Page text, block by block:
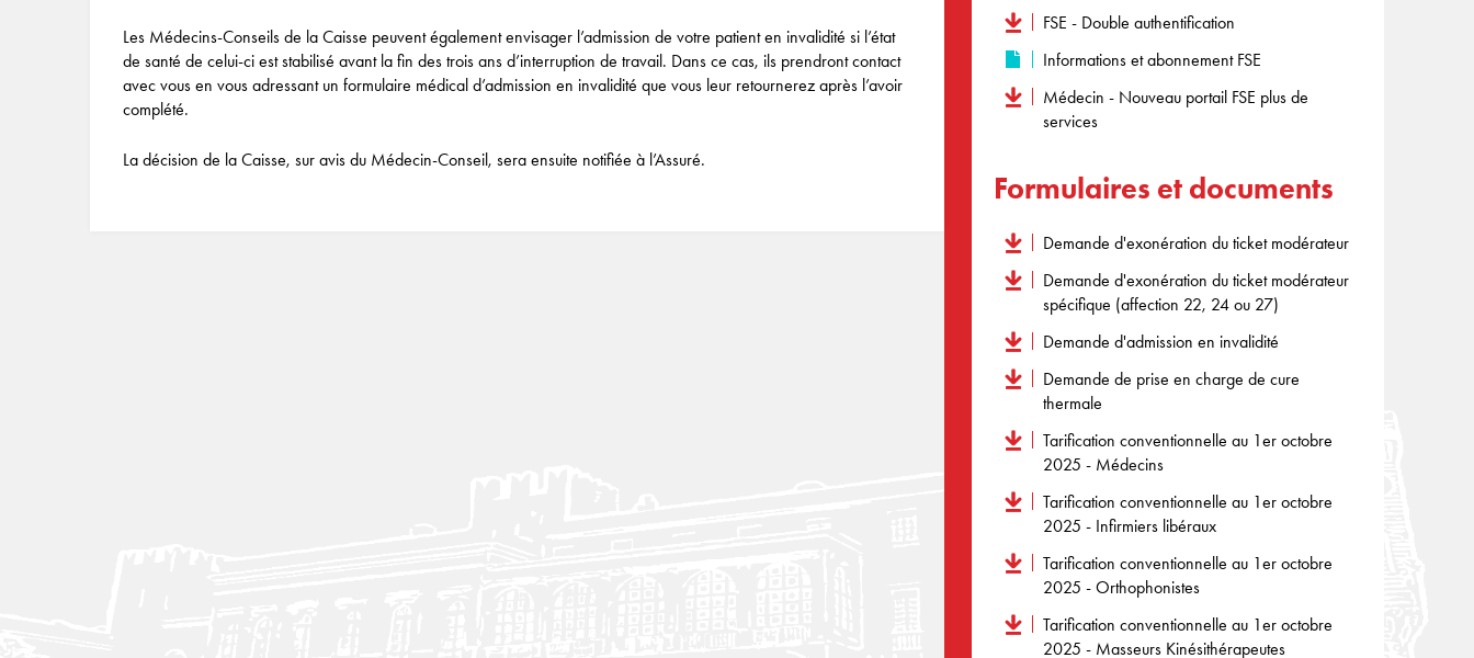
Les Médecins-Conseils de la Caisse peuvent également envisager l’admission de votre patient en invalidité si l’état
de santé de celui-ci est stabilisé avant la fin des trois ans d’interruption de travail. Dans ce cas, ils prendront contact
avec vous en vous adressant un formulaire médical d’admission en invalidité que vous leur retournerez après l’avoir
complété.
La décision de la Caisse, sur avis du Médecin-Conseil, sera ensuite notifiée à l’Assuré.
FSE - Double authentification
Informations et abonnement FSE
Médecin - Nouveau portail FSE plus de
services
Formulaires et documents
Demande d'exonération du ticket modérateur
Demande d'exonération du ticket modérateur
spécifique (affection 22, 24 ou 27)
Demande d'admission en invalidité
Demande de prise en charge de cure
thermale
Tarification conventionnelle au 1er octobre
2025 - Médecins
Tarification conventionnelle au 1er octobre
2025 - Infirmiers libéraux
Tarification conventionnelle au 1er octobre
2025 - Orthophonistes
Tarification conventionnelle au 1er octobre
2025 - Masseurs Kinésithérapeutes